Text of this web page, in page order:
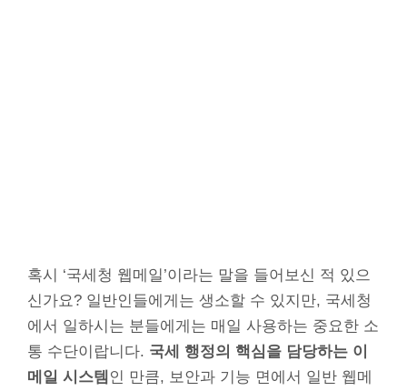
혹시 ‘국세청 웹메일’이라는 말을 들어보신 적 있으
신가요? 일반인들에게는 생소할 수 있지만, 국세청
에서 일하시는 분들에게는 매일 사용하는 중요한 소
통 수단이랍니다. 국세 행정의 핵심을 담당하는 이
메일 시스템 인 만큼, 보안과 기능 면에서 일반 웹메